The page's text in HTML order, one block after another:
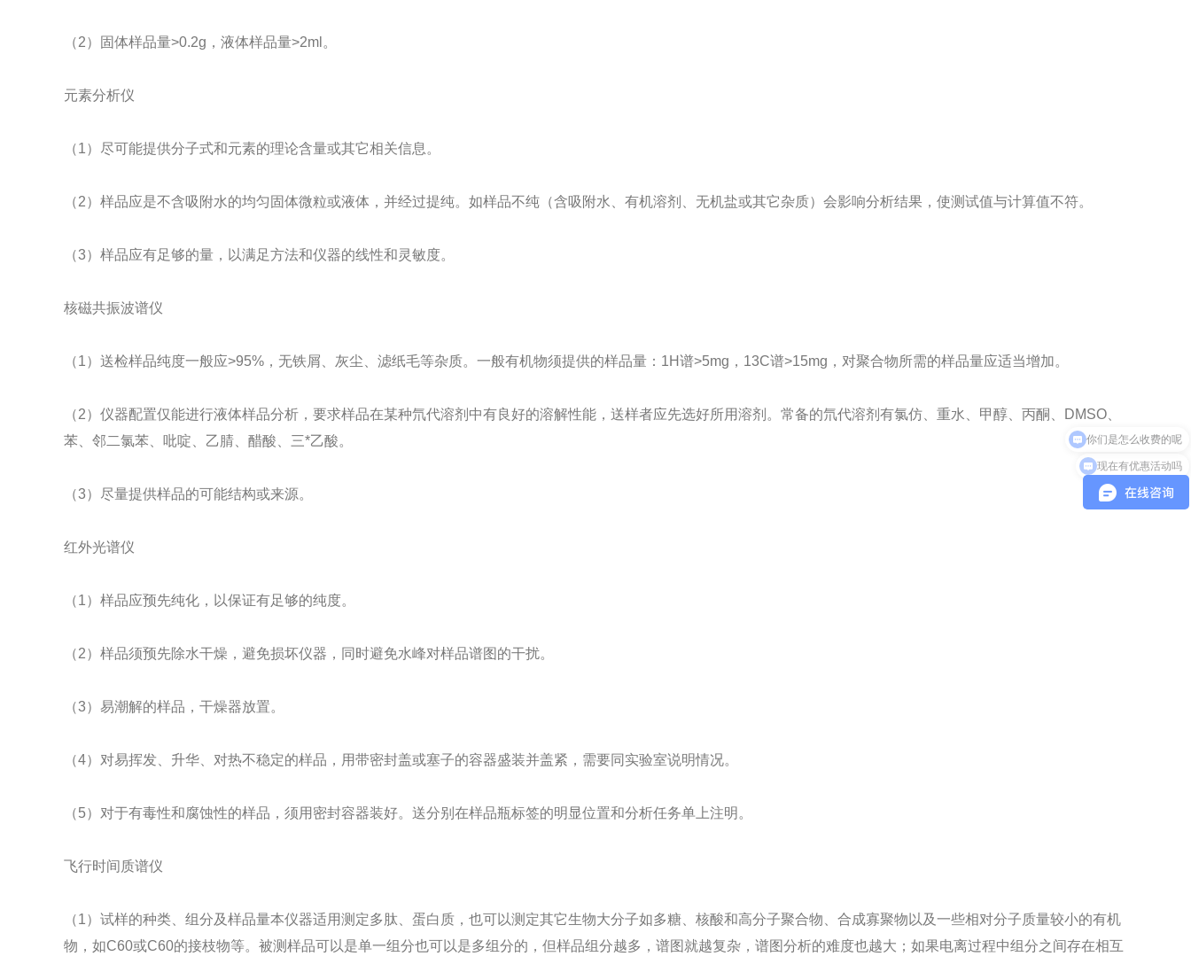
（2）固体样品量>0.2g，液体样品量>2ml。
元素分析仪
（1）尽可能提供分子式和元素的理论含量或其它相关信息。
（2）样品应是不含吸附水的均匀固体微粒或液体，并经过提纯。如样品不纯（含吸附水、有机溶剂、无机盐或其它杂质）会影响分析结果，使测试值与计算值不符。
（3）样品应有足够的量，以满足方法和仪器的线性和灵敏度。
核磁共振波谱仪
（1）送检样品纯度一般应>95%，无铁屑、灰尘、滤纸毛等杂质。一般有机物须提供的样品量：1H谱>5mg，13C谱>15mg，对聚合物所需的样品量应适当增加。
（2）仪器配置仅能进行液体样品分析，要求样品在某种氘代溶剂中有良好的溶解性能，送样者应先选好所用溶剂。常备的氘代溶剂有氯仿、重水、甲醇、丙酮、DMSO、
苯、邻二氯苯、吡啶、乙腈、醋酸、三*乙酸。
（3）尽量提供样品的可能结构或来源。
红外光谱仪
（1）样品应预先纯化，以保证有足够的纯度。
（2）样品须预先除水干燥，避免损坏仪器，同时避免水峰对样品谱图的干扰。
（3）易潮解的样品，干燥器放置。
（4）对易挥发、升华、对热不稳定的样品，用带密封盖或塞子的容器盛装并盖紧，需要同实验室说明情况。
（5）对于有毒性和腐蚀性的样品，须用密封容器装好。送分别在样品瓶标签的明显位置和分析任务单上注明。
飞行时间质谱仪
（1）试样的种类、组分及样品量本仪器适用测定多肽、蛋白质，也可以测定其它生物大分子如多糖、核酸和高分子聚合物、合成寡聚物以及一些相对分子质量较小的有机
物，如C60或C60的接枝物等。被测样品可以是单一组分也可以是多组分的，但样品组分越多，谱图就越复杂，谱图分析的难度也越大；如果电离过程中组分之间存在相互